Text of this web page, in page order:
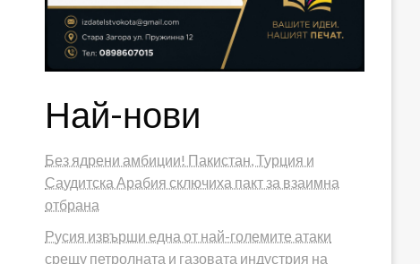
Най-нови
Без ядрени амбиции! Пакистан, Турция и
Саудитска Арабия сключиха пакт за взаимна
отбрана
Русия извърши една от най-големите атаки
срещу петролната и газовата индустрия на